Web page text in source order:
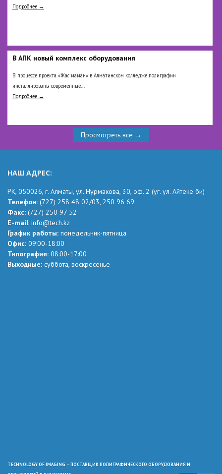
Подробнее →
В АПК новый комплекс оборудования
В процессе проекта «Жас маман» в Алматинском колледже полиграфии
инсталлированы современные...
Подробнее →
Просмотреть все →
НАШ АДРЕС:
РК, 050026, г. Алматы, ул. Нурмакова, 30, оф. 2 (уг. ул. Айтеке би)
Телефон: (727) 258 48 02/03, 250 96 69
Факс: (727) 250 97 52
Е-mail: info@tech.kz
График работы: понедельник-пятница
Офис: 09:00-18:00
Типография: 08:00-17:00
Выходные: суббота, воскресенье
TECHNOLOGY OF IMAGING — ПОСТАВЩИК ПОЛИГРАФИЧЕСКОГО ОБОРУДОВАНИЯ И